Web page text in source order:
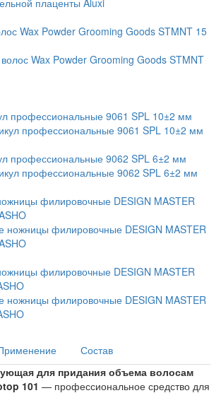
Wax Powder Grooming Goods STMNT 15
профессиональные 9061 SPL 10±2 мм
профессиональные 9062 SPL 6±2 мм
филировочные DESIGN MASTER
филировочные DESIGN MASTER
Состав
для придания объема волосам
101 — профессиональное средство для